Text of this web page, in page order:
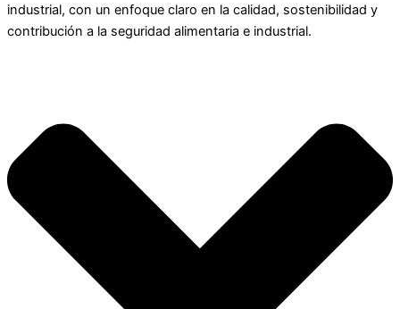
industrial, con un enfoque claro en la calidad, sostenibilidad y
contribución a la seguridad alimentaria e industrial.